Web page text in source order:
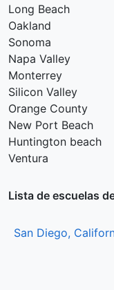
Long Beach
Oakland
Sonoma
Napa Valley
Monterrey
Silicon Valley
Orange County
New Port Beach
Huntington beach
Ventura
Lista de escuelas
San Diego,